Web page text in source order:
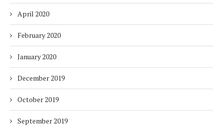
April 2020
February 2020
January 2020
December 2019
October 2019
September 2019